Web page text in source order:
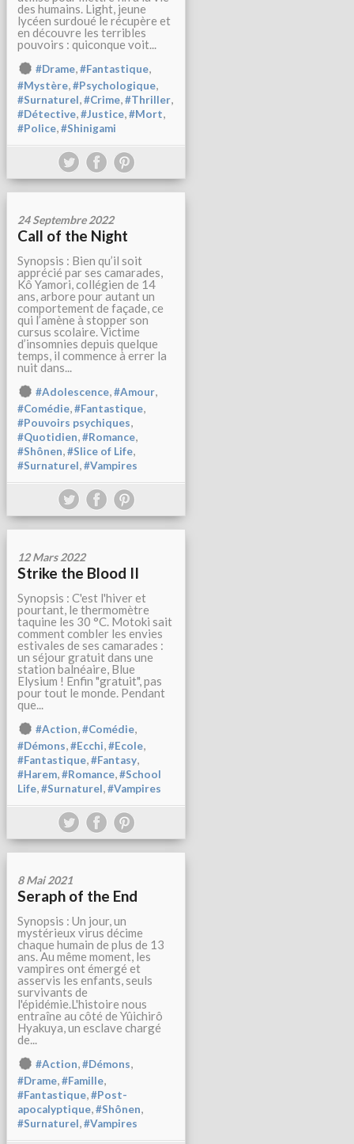
des humains. Light, jeune
lycéen surdoué le récupère et
en découvre les terribles
pouvoirs : quiconque voit...
#Drame,#Fantastique,
#Mystère,#Psychologique,
#Surnaturel,#Crime,#Thriller,
#Détective,#Justice,#Mort,
#Police,#Shinigami
24 Septembre 2022
Call of the Night
Synopsis : Bien qu’il soit
apprécié par ses camarades,
Kô Yamori, collégien de 14
ans, arbore pour autant un
comportement de façade, ce
qui l’amène à stopper son
cursus scolaire. Victime
d’insomnies depuis quelque
temps, il commence à errer la
nuit dans...
#Adolescence,#Amour,
#Comédie,#Fantastique,
#Pouvoirs psychiques,
#Quotidien,#Romance,
#Shônen,#Slice of Life,
#Surnaturel,#Vampires
12 Mars 2022
Strike the Blood II
Synopsis : C'est l'hiver et
pourtant, le thermomètre
taquine les 30 °C. Motoki sait
comment combler les envies
estivales de ses camarades :
un séjour gratuit dans une
station balnéaire, Blue
Elysium ! Enfin "gratuit", pas
pour tout le monde. Pendant
que...
#Action,#Comédie,
#Démons,#Ecchi,#Ecole,
#Fantastique,#Fantasy,
#Harem,#Romance,#School
Life,#Surnaturel,#Vampires
8 Mai 2021
Seraph of the End
Synopsis : Un jour, un
mystérieux virus décime
chaque humain de plus de 13
ans. Au même moment, les
vampires ont émergé et
asservis les enfants, seuls
survivants de
l'épidémie.L'histoire nous
entraîne au côté de Yûichirô
Hyakuya, un esclave chargé
de...
#Action,#Démons,
#Drame,#Famille,
#Fantastique,#Post-
apocalyptique,#Shônen,
#Surnaturel,#Vampires